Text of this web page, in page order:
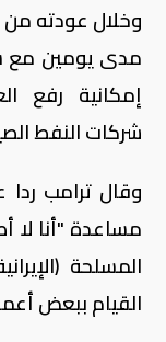
وخلال عودته من
مدى يومين مع
إمكانية رفع
شركات النفط
وقال ترامب
مساعدة "أنا
المسلحة
القيام ببعض